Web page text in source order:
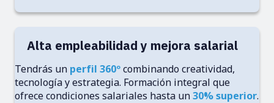
Alta empleabilidad y mejora salarial
Tendrás un perfil 360ºcombinando creatividad,
tecnología y estrategia. Formación integral que
ofrece condiciones salariales hasta un30% superior.